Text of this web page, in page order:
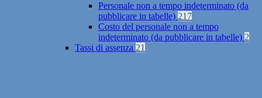
Personale non a tempo indeterminato (da
pubblicare in tabelle) 217
Costo del personale non a tempo
indeterminato (da pubblicare in tabelle) 2
Tassi di assenza 21